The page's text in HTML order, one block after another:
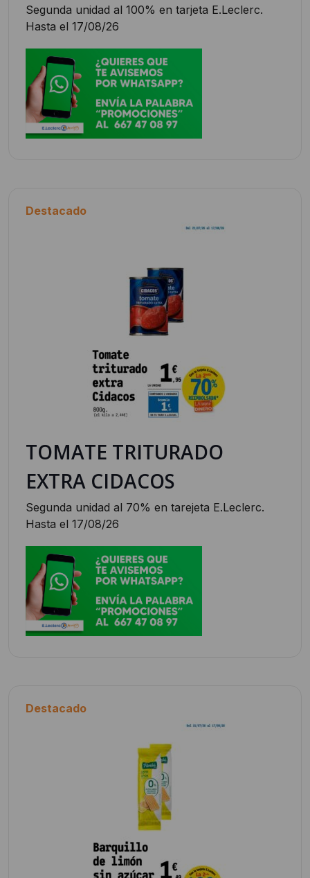
Segunda unidad al 100% en tarjeta E.Leclerc.
Hasta el 17/08/26
Destacado
TOMATE TRITURADO
EXTRA CIDACOS
Segunda unidad al 70% en tarejeta E.Leclerc.
Hasta el 17/08/26
Destacado